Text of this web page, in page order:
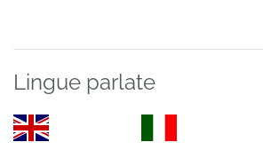
Lingue parlate